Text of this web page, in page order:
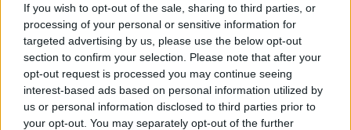
If you wish to opt-out of the sale, sharing to third parties, or
processing of your personal or sensitive information for
targeted advertising by us, please use the below opt-out
section to confirm your selection. Please note that after your
opt-out request is processed you may continue seeing
interest-based ads based on personal information utilized by
us or personal information disclosed to third parties prior to
your opt-out. You may separately opt-out of the further
situación en la región madrileña. Valdevira
afirma que “la situación de Madrid no es muy
distinta al resto de las comunidades de
España”. Y señala el cambio climático como
una de las causas naturales de estos incendios;
pero también pone énfasis en la política forestal
del Gobierno regional “que ahí soy muy crítico”.